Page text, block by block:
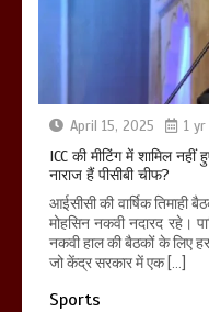
April 15, 2025 1 yr
ICC की मीटिंग में शामिल
नाराज हैं पीसीबी चीफ?
आईसीसी की वार्षिक तिमाही
मोहसिन नकवी नदारद रहे।
नकवी हाल की बैठकों के लिए
जो केंद्र सरकार में एक […]
Sports